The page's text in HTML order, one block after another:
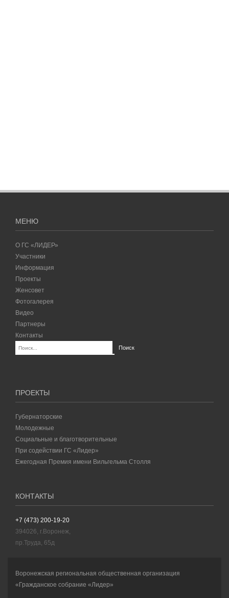
МЕНЮ
О ГС «ЛИДЕР»
Участники
Информация
Проекты
Женсовет
Фотогалерея
Видео
Партнеры
Контакты
ПРОЕКТЫ
Губернаторские
Молодежные
Социальные и благотворительные
При содействии ГС «Лидер»
Ежегодная Премия имени Вильгельма Столля
КОНТАКТЫ
+7 (473) 200-19-20
394026, г.Воронеж,
пр.Труда, 65д
Воронежская региональная общественная организация
«Гражданское собрание «Лидер»